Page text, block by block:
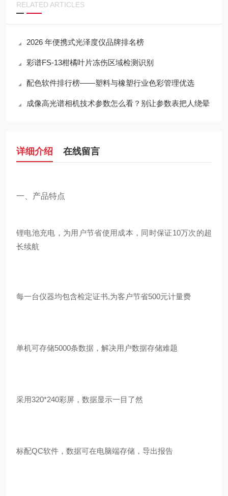
RELATED ARTICLES
2026 年便携式光泽度仪品牌排名榜
彩谱FS-13柑橘叶片冻伤区域检测识别
配色软件排行榜——塑料与橡塑行业色彩管理优选
成像高光谱相机技术参数怎么看？别让参数表把人绕晕
详细介绍 在线留言
一、 产品特点
锂电池充电，为用户节省使用成本，同时保证10万次的超
长续航
每一台仪器均包含检定证书,为客户节省500元计量费
单机可存储5000条数据，解决用户数据存储难题
采用320*240彩屏，数据显示一目了然
标配QC软件，数据可在电脑端存储，导出报告